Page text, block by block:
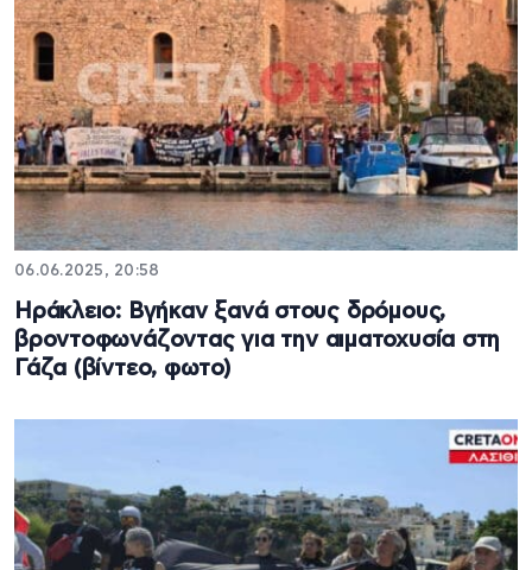
06.06.2025, 20:58
Ηράκλειο: Βγήκαν ξανά στους δρόμους,
βροντοφωνάζοντας για την αιματοχυσία στη
Γάζα (βίντεο, φωτο)